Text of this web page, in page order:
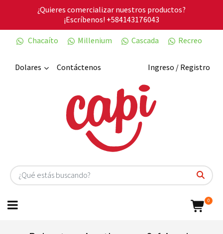
¿Quieres comercializar nuestros productos?
¡Escríbenos!+584143176043
Chacaíto
Millenium Cascada Recreo
Dolares Ingreso / Registro
Contáctenos
0